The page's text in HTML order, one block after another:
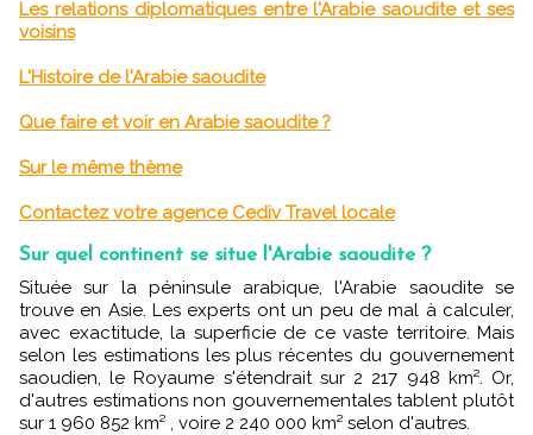
Les relations diplomatiques entre l'Arabie saoudite et ses
voisins
L'Histoire de l'Arabie saoudite
Que faire et voir en Arabie saoudite ?
Sur le même thème
Contactez votre agence Cediv Travel locale
Sur quel continent se situe l'Arabie saoudite ?
Située sur la péninsule arabique, l'Arabie saoudite se
trouve en Asie. Les experts ont un peu de mal à calculer,
avec exactitude, la superficie de ce vaste territoire. Mais
selon les estimations les plus récentes du gouvernement
saoudien, le Royaume s'étendrait sur 2 217 948 km². Or,
d'autres estimations non gouvernementales tablent plutôt
sur 1 960 852 km² , voire 2 240 000 km² selon d'autres.